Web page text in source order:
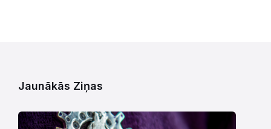
Jaunākās Ziņas